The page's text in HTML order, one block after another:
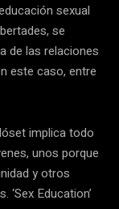
sexual
se
de las relaciones
este caso, entre
implica todo
unos porque
y otros
Education’